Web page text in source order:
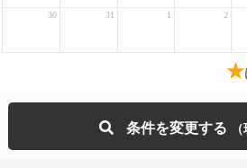
30 31 1 2
★
条件を変更する